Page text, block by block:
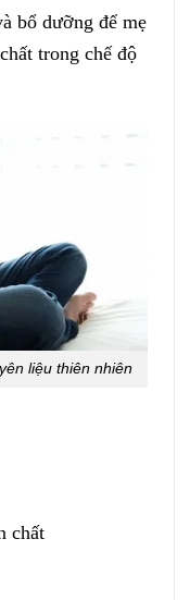
bổ dưỡng để mẹ
trong chế độ
liệu thiên nhiên
chất